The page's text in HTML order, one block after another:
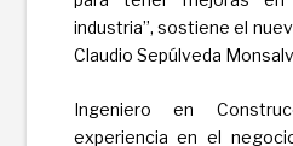
industria”, sostiene el
Claudio Sepúlveda
Ingeniero en
experiencia en el